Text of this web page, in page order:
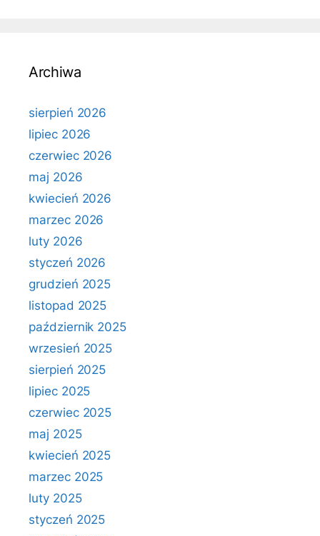
Archiwa
sierpień 2026
lipiec 2026
czerwiec 2026
maj 2026
kwiecień 2026
marzec 2026
luty 2026
styczeń 2026
grudzień 2025
listopad 2025
październik 2025
wrzesień 2025
sierpień 2025
lipiec 2025
czerwiec 2025
maj 2025
kwiecień 2025
marzec 2025
luty 2025
styczeń 2025